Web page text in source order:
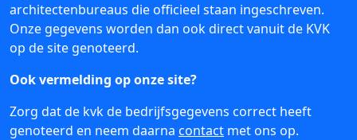
architectenbureaus die officieel staan ingeschreven.
Onze gegevens worden dan ook direct vanuit de KVK
op de site genoteerd.
Ook vermelding op onze site?
Zorg dat de kvk de bedrijfsgegevens correct heeft
genoteerd en neem daarna contact met ons op.